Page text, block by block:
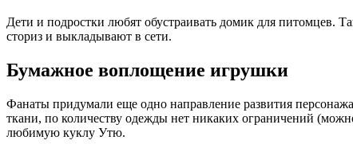
Дети и подростки любят обустраивать домик для питомцев.
сториз и выкладывают в сети.
Бумажное воплощение игрушки
Фанаты придумали еще одно направление развития
ткани, по количеству одежды нет никаких ограничений
любимую куклу Утю.